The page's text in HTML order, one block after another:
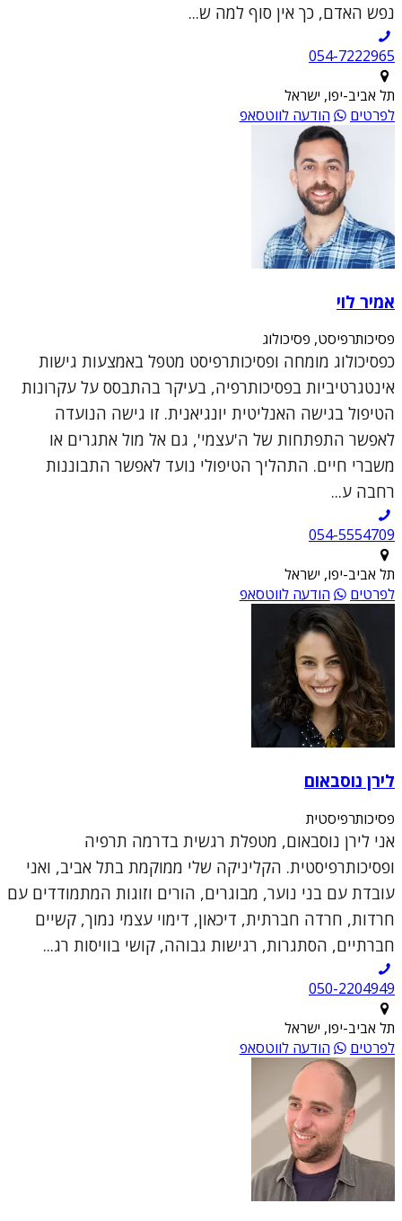
נפש האדם, כך אין סוף למה ש...
054-7222965
תל אביב-יפו, ישראל
לפרטים
הודעה לווטסאפ
אמיר לוי
פסיכותרפיסט, פסיכולוג
כפסיכולוג מומחה ופסיכותרפיסט מטפל באמצעות גישות
אינטגרטיביות בפסיכותרפיה, בעיקר בהתבסס על עקרונות
הטיפול בגישה האנליטית יונגיאנית. זו גישה הנועדה
לאפשר התפתחות של ה'עצמי', גם אל מול אתגרים או
משברי חיים. התהליך הטיפולי נועד לאפשר התבוננות
רחבה ע...
054-5554709
תל אביב-יפו, ישראל
לפרטים
הודעה לווטסאפ
לירן נוסבאום
פסיכותרפיסטית
אני לירן נוסבאום, מטפלת רגשית בדרמה תרפיה
ופסיכותרפיסטית. הקליניקה שלי ממוקמת בתל אביב, ואני
עובדת עם בני נוער, מבוגרים, הורים וזוגות המתמודדים עם
חרדות, חרדה חברתית, דיכאון, דימוי עצמי נמוך, קשיים
חברתיים, הסתגרות, רגישות גבוהה, קושי בוויסות רג...
050-2204949
תל אביב-יפו, ישראל
לפרטים
הודעה לווטסאפ